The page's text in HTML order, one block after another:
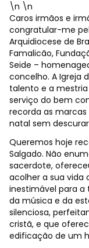
\n \n
Caros irmãos e
congratular-me
Arquidiocese de
Famalicão,
Seide –
concelho. A Igreja
talento e a
serviço do bem
recorda as
natal sem
Queremos hoje
Salgado. Não
sacerdote,
acolher a sua
inestimável para a
da música e da
silenciosa,
cristã, e que
edificação de um